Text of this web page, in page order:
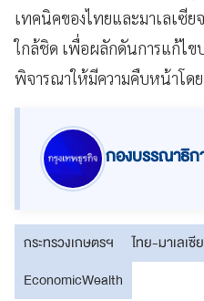
เทคนิคของไทยและมาเลเซีย
ใกล้ชิด เพื่อผลักดันการแก้ไข
พิจารณาให้มีความคืบหน้าโดย
กองบรรณาธิก
กระทรวงเกษตรฯ ไทย-มาเลเซีย
EconomicWealth